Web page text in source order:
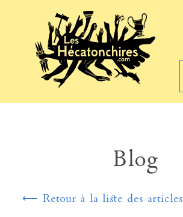
Blog
⟵ Retour à la liste des articles